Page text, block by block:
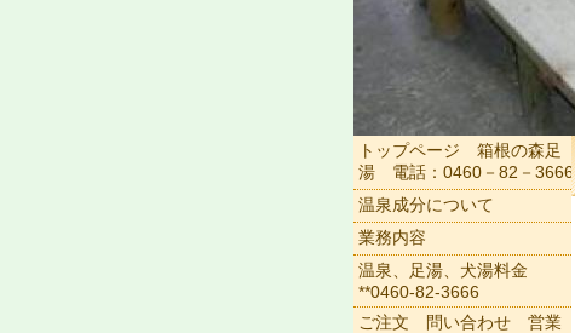
トップページ 箱根の森足
湯 電話：0460－82－3666
温泉成分について
業務内容
温泉、足湯、犬湯料金
**0460-82-3666
ご注文 問い合わせ 営業